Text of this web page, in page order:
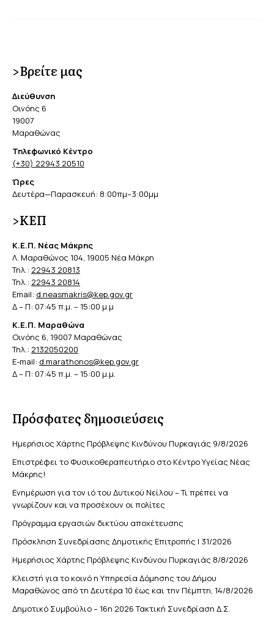
>Βρείτε μας
Διεύθυνση
Οινόης 6
19007
Μαραθώνας
Τηλεφωνικό Κέντρο
(+30) 22943 20510
Ώρες
Δευτέρα—Παρασκευή: 8:00πμ–3:00μμ
>ΚΕΠ
Κ.Ε.Π. Νέας Μάκρης
Λ. Μαραθώνος 104, 19005 Νέα Μάκρη
Τηλ.: 22943 20813
Τηλ.: 22943 20814
Email: d.neasmakris@kep.gov.gr
Δ – Π: 07:45 π.μ. – 15:00 μ.μ
Κ.Ε.Π. Μαραθώνα
Οινόης 6, 19007 Μαραθώνας
Τηλ.: 2132050200
E-mail: d.marathonos@kep.gov.gr
Δ – Π: 07:45 π.μ. – 15:00 μ.μ.
Πρόσφατες δημοσιεύσεις
Ημερήσιος Χάρτης Πρόβλεψης Κινδύνου Πυρκαγιάς 9/8/2026
Επιστρέφει το Φυσικοθεραπευτήριο στο Κέντρο Υγείας Νέας
Μάκρης!
Ενημέρωση για τον ιό του Δυτικού Νείλου – Τι πρέπει να
γνωρίζουν και να προσέχουν οι πολίτες
Πρόγραμμα εργασιών δικτύου αποχέτευσης
Πρόσκληση Συνεδρίασης Δημοτικής Επιτροπής | 31/2026
Ημερήσιος Χάρτης Πρόβλεψης Κινδύνου Πυρκαγιάς 8/8/2026
Κλειστή για το κοινό η Υπηρεσία Δόμησης του Δήμου
Μαραθώνος από τη Δευτέρα 10 έως και την Πέμπτη, 14/8/2026
Δημοτικό Συμβούλιο – 16η 2026 Τακτική Συνεδρίαση Δ.Σ.